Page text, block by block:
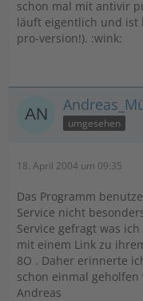
schon mal mit antivir
läuft eigentlich und ist
pro-version!). :wink:
umgesehen
18. April 2004 um 09:35
Das Programm
Service nicht
Service gefragt was
mit einem Link zu
8O . Daher erinnerte
schon einmal geholfen
Andreas